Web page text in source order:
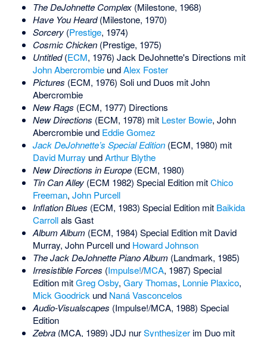
The DeJohnette Complex(Milestone, 1968)
Have You Heard(Milestone, 1970)
Sorcery(Prestige, 1974)
Cosmic Chicken(Prestige, 1975)
Untitled(ECM, 1976) Jack DeJohnette's Directions mit
John AbercrombieundAlex Foster
Pictures (ECM, 1976) Soli und Duos mit John
Abercrombie
New Rags (ECM, 1977) Directions
New Directions (ECM, 1978) mit Lester Bowie, John
Abercrombie und Eddie Gomez
Jack DeJohnette’s Special Edition(ECM, 1980) mit
David Murray undArthur Blythe
New Directions in Europe(ECM, 1980)
Tin Can Alley(ECM 1982) Special Edition mitChico
Freeman, John Purcell
Inflation Blues (ECM, 1983) Special Edition mit Baikida
Carrollals Gast
Album Album (ECM, 1984) Special Edition mit David
Murray, John Purcell und Howard Johnson
The Jack DeJohnette Piano Album (Landmark, 1985)
Irresistible Forces (Impulse!/MCA, 1987) Special
Edition mitGreg Osby, Gary Thomas, Lonnie Plaxico,
Mick Goodrick und Naná Vasconcelos
Audio-Visualscapes (Impulse!/MCA, 1988) Special
Edition
Zebra(MCA, 1989) JDJ nurSynthesizerim Duo mit